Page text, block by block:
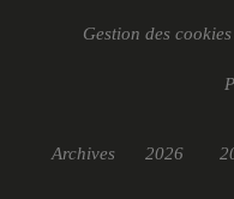
Gestion des cookies
Archives 2026